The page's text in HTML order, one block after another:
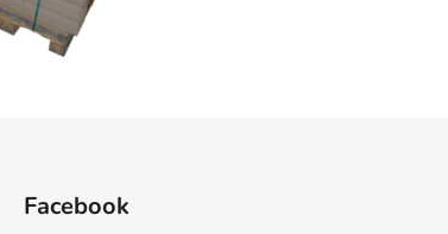
Facebook